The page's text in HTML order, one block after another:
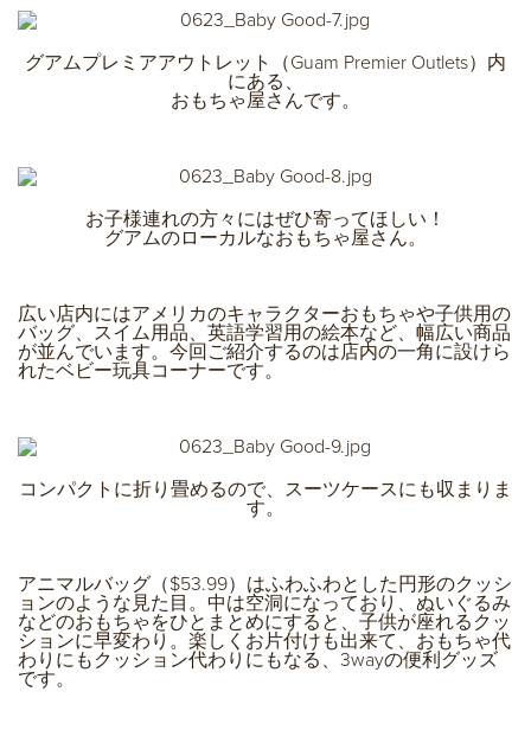
グアムプレミアアウトレット（Guam Premier Outlets）内
にある、
おもちゃ屋さんです。
お子様連れの方々にはぜひ寄ってほしい！
グアムのローカルなおもちゃ屋さん。
広い店内にはアメリカのキャラクターおもちゃや子供用の
バッグ、スイム用品、英語学習用の絵本など、幅広い商品
が並んでいます。今回ご紹介するのは店内の一角に設けら
れたベビー玩具コーナーです。
コンパクトに折り畳めるので、スーツケースにも収まりま
す。
アニマルバッグ（$53.99）はふわふわとした円形のクッシ
ョンのような見た目。中は空洞になっており、ぬいぐるみ
などのおもちゃをひとまとめにすると、子供が座れるクッ
ションに早変わり。楽しくお片付けも出来て、おもちゃ代
わりにもクッション代わりにもなる、3wayの便利グッズ
です。